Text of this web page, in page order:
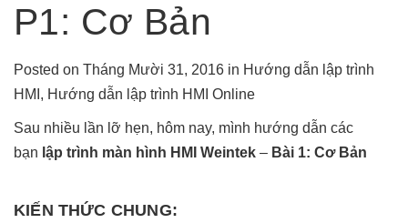
P1: Cơ Bản
Posted on Tháng Mười 31, 2016 in Hướng dẫn lập trình
HMI , Hướng dẫn lập trình HMI Online
Sau nhiều lần lỡ hẹn, hôm nay, mình hướng dẫn các
bạn lập trình màn hình HMI Weintek – Bài 1: Cơ Bản
KIẾN THỨC CHUNG: